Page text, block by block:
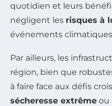
quotidien et leurs
négligent les risques à
événements
Par ailleurs, les
région, bien que
à faire face aux défis
sécheresse extrême ou